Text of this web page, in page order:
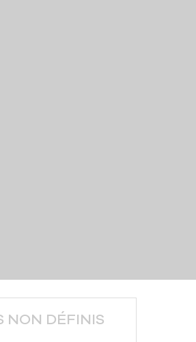
NON DÉFINIS